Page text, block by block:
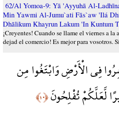
62/Al Yomoa-9: Yā 'Ayyuhā Al-
Min Yawmi Al-Jumu`ati Fās`aw 'Ilá
Dhālikum Khayrun Lakum 'In Kuntum
¡Creyentes! Cuando se llame el viernes a la
dejad el comercio! Es mejor para vosotros.
فِي الْأَرْضِ وَابْتَغُوا مِن
لَّعَلَّكُمْ تُفْلِحُونَ﴿١٠﴾